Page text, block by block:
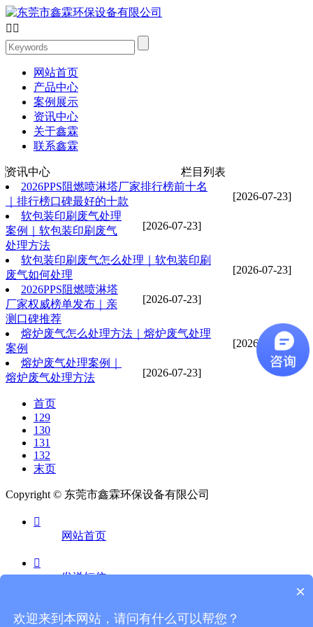
 
网站首页
产品中心
案例展示
资讯中心
关于鑫霖
联系鑫霖
资讯中心 栏目列表
[2026-07-23]
2026PPS阻燃喷淋塔厂家排行榜前十名
｜排行榜口碑最好的十款
[2026-07-23]
软包装印刷废气处理
案例｜软包装印刷废气
处理方法
[2026-07-23]
软包装印刷废气怎么处理｜软包装印刷
废气如何处理
[2026-07-23]
2026PPS阻燃喷淋塔
厂家权威榜单发布｜亲
测口碑推荐
[2026-07-23]
熔炉废气怎么处理方法｜熔炉废气处理
案例
[2026-07-23]
熔炉废气处理案例｜
熔炉废气处理方法
首页
129
130
131
132
末页
Copyright © 东莞市鑫霖环保设备有限公司

网站首页

发送短信
电话咨询
×
欢迎来到本网站，请问有什么可以帮您？